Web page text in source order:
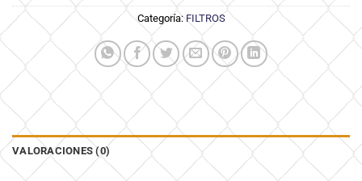
Categoría:FILTROS
VALORACIONES (0)